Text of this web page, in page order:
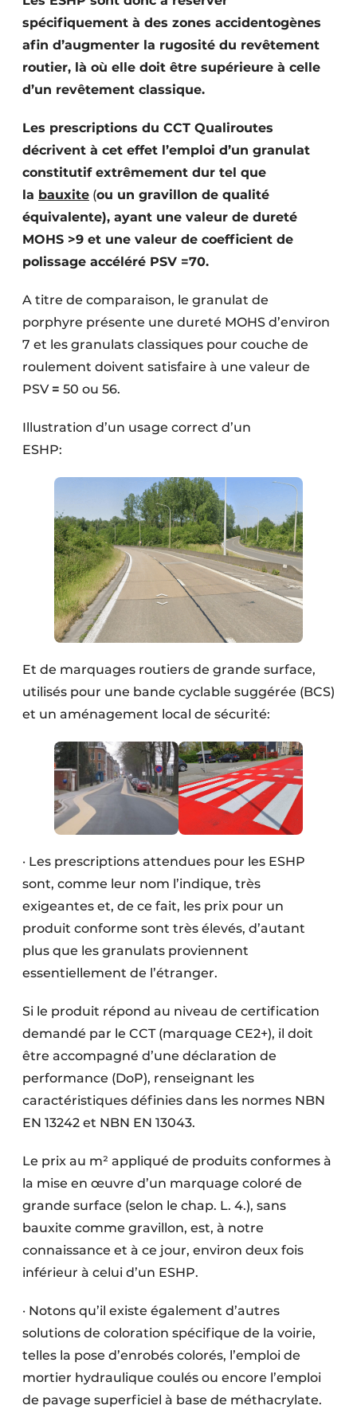
spécifiquement à des zones accidentogènes
afin d’augmenter la rugosité du revêtement
routier, là où elle doit être supérieure à celle
d’un revêtement classique.
Les prescriptions du CCT Qualiroutes
décrivent à cet effet l’emploi d’un granulat
constitutif extrêmement dur tel que
la bauxite (ou un gravillon de qualité
équivalente), ayant une valeur de dureté
MOHS >9 et une valeur de coefficient de
polissage accéléré PSV =70.
A titre de comparaison, le granulat de
porphyre présente une dureté MOHS d’environ
7 et les granulats classiques pour couche de
roulement doivent satisfaire à une valeur de
PSV = 50 ou 56.
Illustration d’un usage correct d’un
Et de marquages routiers de grande surface,
utilisés pour une bande cyclable suggérée (BCS)
et un aménagement local de sécurité:
· Les prescriptions attendues pour les ESHP
sont, comme leur nom l’indique, très
exigeantes et, de ce fait, les prix pour un
produit conforme sont très élevés, d’autant
plus que les granulats proviennent
essentiellement de l’étranger.
Si le produit répond au niveau de certification
demandé par le CCT (marquage CE2+), il doit
être accompagné d’une déclaration de
performance (DoP), renseignant les
caractéristiques définies dans les normes NBN
EN 13242 et NBN EN 13043.
Le prix au m² appliqué de produits conformes à
la mise en œuvre d’un marquage coloré de
grande surface (selon le chap. L. 4.), sans
bauxite comme gravillon, est, à notre
connaissance et à ce jour, environ deux fois
inférieur à celui d’un ESHP.
· Notons qu’il existe également d’autres
solutions de coloration spécifique de la voirie,
telles la pose d’enrobés colorés, l’emploi de
mortier hydraulique coulés ou encore l’emploi
de pavage superficiel à base de méthacrylate.